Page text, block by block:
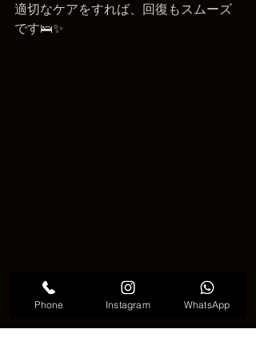
適切なケアをすれば、回復もスムーズ
です🛌✨
意味のある腰のタトゥー
Phone Instagram WhatsApp